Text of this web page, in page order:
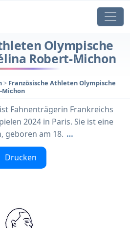
Olympische
Robert-Michon
> Französische Athleten Olympische
Michon
Fahnenträgerin Frankreichs
2024 in Paris. Sie ist eine
geboren am 18. …
Drucken